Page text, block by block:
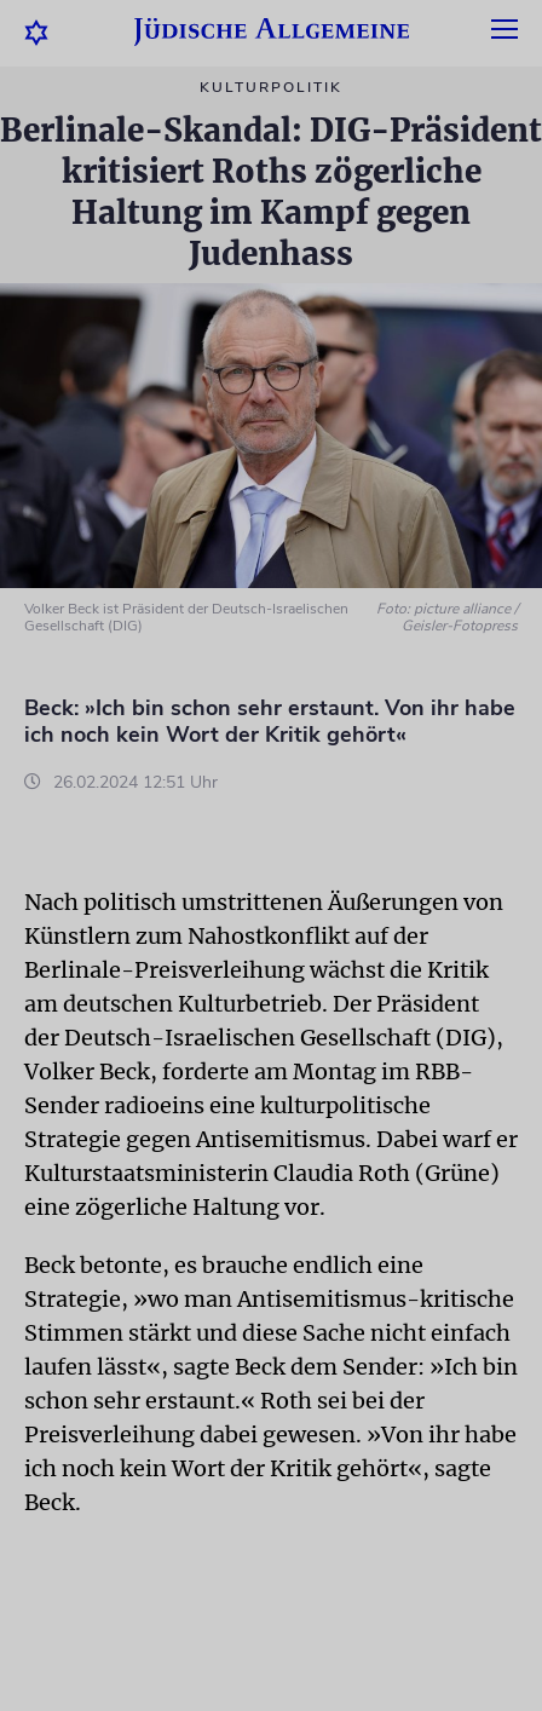
KULTURPOLITIK
Berlinale-Skandal: DIG-Präsident
kritisiert Roths zögerliche
Haltung im Kampf gegen
Judenhass
Volker Beck ist Präsident der Deutsch-Israelischen
Gesellschaft (DIG)
Foto: picture alliance /
Geisler-Fotopress
Beck: »Ich bin schon sehr erstaunt. Von ihr habe
ich noch kein Wort der Kritik gehört«
26.02.2024 12:51 Uhr
Nach politisch umstrittenen Äußerungen von
Künstlern zum Nahostkonflikt auf der
Berlinale-Preisverleihung wächst die Kritik
am deutschen Kulturbetrieb. Der Präsident
der Deutsch-Israelischen Gesellschaft (DIG),
Volker Beck, forderte am Montag im RBB-
Sender radioeins eine kulturpolitische
Strategie gegen Antisemitismus. Dabei warf er
Kulturstaatsministerin Claudia Roth (Grüne)
eine zögerliche Haltung vor.
Beck betonte, es brauche endlich eine
Strategie, »wo man Antisemitismus-kritische
Stimmen stärkt und diese Sache nicht einfach
laufen lässt«, sagte Beck dem Sender: »Ich bin
schon sehr erstaunt.« Roth sei bei der
Preisverleihung dabei gewesen. »Von ihr habe
ich noch kein Wort der Kritik gehört«, sagte
Beck.